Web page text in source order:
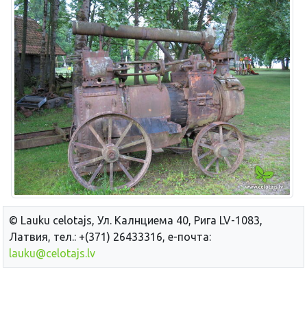
© Lauku сelotajs, Ул. Калнциема 40, Рига LV-1083,
Латвия, тел.: +(371) 26433316, е-почта:
lauku@celotajs.lv